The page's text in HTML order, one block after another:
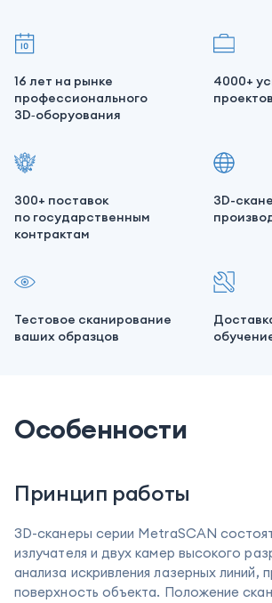
16 лет на рынке
профессионального
3D‑оборуования
4000+
300+ поставок
по государственным
контрактам
3D-
Тестовое сканирование
ваших образцов
Особенности
Принцип работы
3D-сканеры серии MetraSCAN
излучателя и двух камер высокого
анализа искривления лазерных линий,
поверхность объекта. Положение